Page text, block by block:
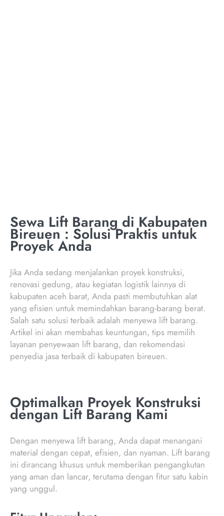
Sewa Lift Barang di Kabupaten
Bireuen : Solusi Praktis untuk
Proyek Anda
Jika Anda sedang menjalankan proyek konstruksi,
renovasi gedung, atau kegiatan logistik lainnya di
kabupaten aceh barat, Anda pasti membutuhkan alat
yang efisien untuk memindahkan barang-barang berat.
Salah satu solusi terbaik adalah menyewa lift barang.
Artikel ini akan membahas keuntungan, tips memilih
layanan penyewaan lift barang, dan rekomendasi
penyedia jasa terbaik di kabupaten bireuen.
Optimalkan Proyek Konstruksi
dengan Lift Barang Kami
Dengan menyewa lift barang, Anda dapat menangani
material dengan cepat, efisien, dan nyaman. Lift barang
ini dirancang khusus untuk memberikan pengangkutan
yang aman dan lancar, terutama dengan fitur satu kabin
yang unggul.